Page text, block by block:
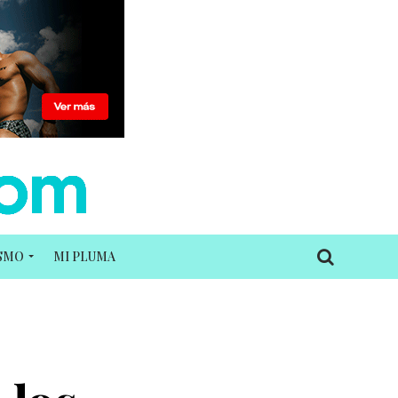
MI PLUMA